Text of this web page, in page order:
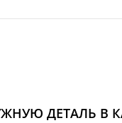
ДЕТАЛЬ В